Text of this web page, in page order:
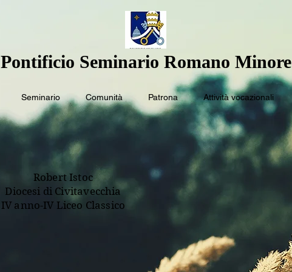
Pontificio Seminario Romano Minore
Seminario Comunità Patrona Attività vocazionali
Robert Istoc
Diocesi di Civitavecchia
IV anno-IV Liceo Classico